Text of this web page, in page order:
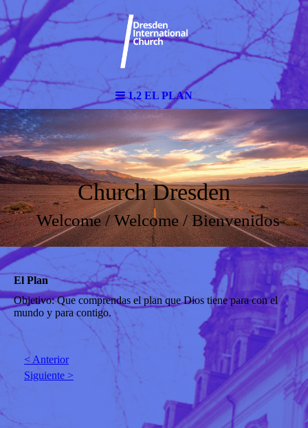
1.2 EL PLAN
Church Dresden
Welcome / Welcome / Bienvenidos
El Plan
Objetivo: Que comprendas el plan que Dios tiene para con el
mundo y para contigo.
< Anterior
Siguiente >